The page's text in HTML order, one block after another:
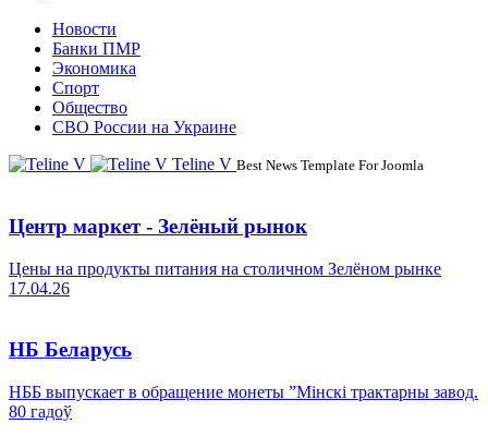
Новости
Банки ПМР
Экономика
Спорт
Общество
СВО России на Украине
Teline V Best News Template For Joomla
Центр маркет - Зелёный рынок
Цены на продукты питания на столичном Зелёном рынке
17.04.26
НБ Беларусь
НББ выпускает в обращение монеты ”Мінскі трактарны завод.
80 гадоў